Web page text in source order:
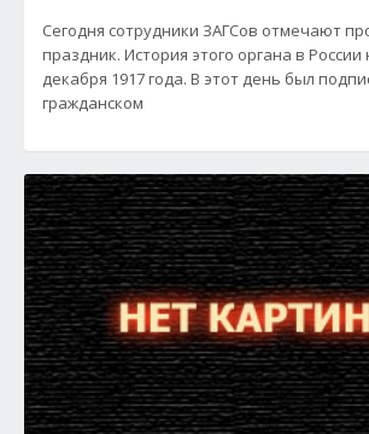
Сегодня сотрудники ЗАГСов отмечают
праздник. История этого органа в России
декабря 1917 года. В этот день был
гражданском